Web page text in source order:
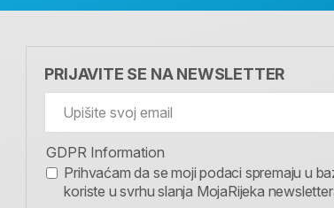
PRIJAVITE SE NA NEWSLETTER
GDPR Information
Prihvaćam da se moji podaci spremaju u
koriste u svrhu slanja MojaRijeka